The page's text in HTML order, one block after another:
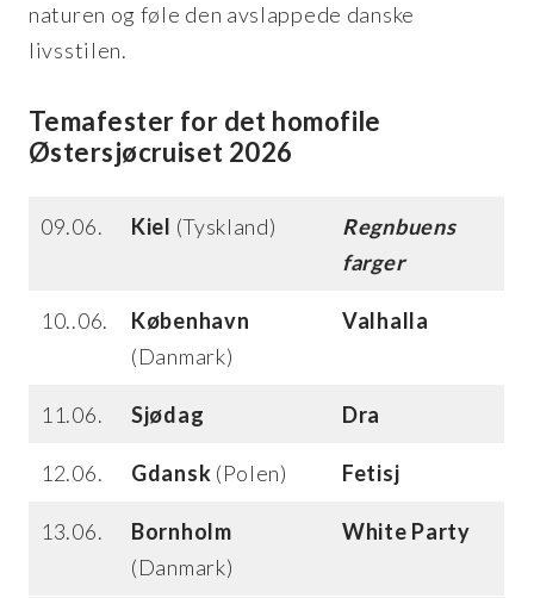
naturen og føle den avslappede danske
livsstilen.
Temafester for det homofile
Østersjøcruiset 2026
09.06. Kiel (Tyskland)
Regnbuens
farger
10..06.
København
(Danmark)
Valhalla
11.06. Sjødag Dra
12.06. Gdansk (Polen) Fetisj
13.06.
Bornholm
(Danmark)
White Party